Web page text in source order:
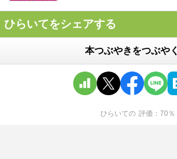
ひらいてをシェアする
本つぶやきをつぶやく
ひらいての 評価 70 ％